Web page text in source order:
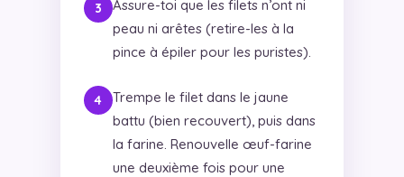
Assure-toi que les filets n’ont ni
peau ni arêtes (retire-les à la
pince à épiler pour les puristes).
Trempe le filet dans le jaune
battu (bien recouvert), puis dans
la farine. Renouvelle œuf-farine
une deuxième fois pour une